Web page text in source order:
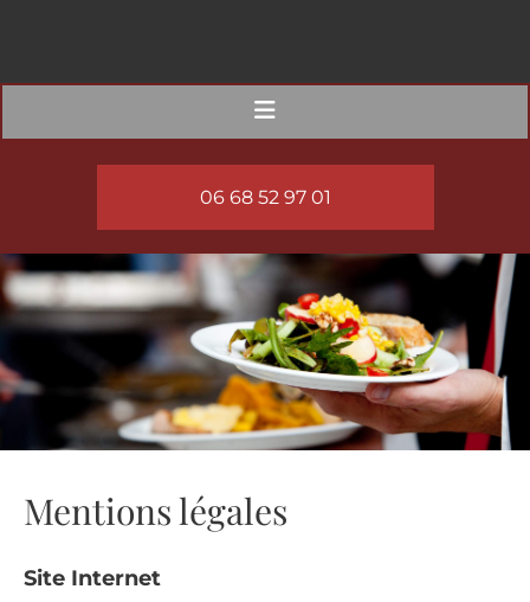
06 68 52 97 01
Mentions légales
Site Internet